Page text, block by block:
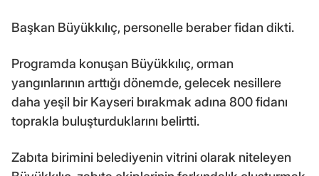
Başkan Büyükkılıç, personelle beraber fidan dikti.
Programda konuşan Büyükkılıç, orman
yangınlarının arttığı dönemde, gelecek nesillere
daha yeşil bir Kayseri bırakmak adına 800 fidanı
toprakla buluşturduklarını belirtti.
Zabıta birimini belediyenin vitrini olarak niteleyen